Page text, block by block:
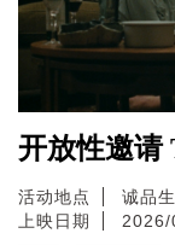
开放性邀请
活动地点
诚品
上映日期
2026/